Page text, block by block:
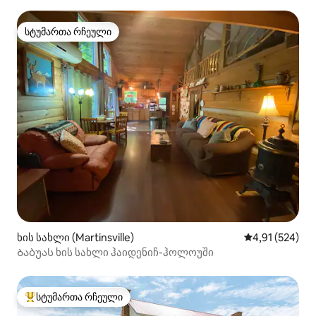
სტუმართა რჩეული
სტუმართა რჩეული
ხის სახლი (Martinsville) საშუალო
4,91 (524)
Ბაბუას ხის სახლი ჰაიდენიჩ-ჰოლოუში
სტუმართა რჩეული მოწინავე ვარიანტი
სტუმართა რჩეული